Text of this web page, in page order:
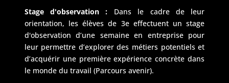
Stage d'observation : Dans le cadre de leur
orientation, les élèves de 3e effectuent un stage
d'observation d’une semaine en entreprise pour
leur permettre d’explorer des métiers potentiels et
d’acquérir une première expérience concrète dans
le monde du travail (Parcours avenir).